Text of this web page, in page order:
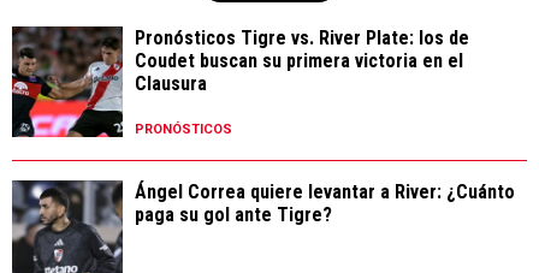
Pronósticos Tigre vs. River Plate: los de
Coudet buscan su primera victoria en el
Clausura
PRONÓSTICOS
Ángel Correa quiere levantar a River: ¿Cuánto
paga su gol ante Tigre?